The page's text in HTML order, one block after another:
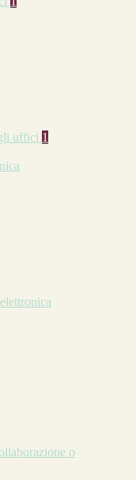
uffici 1
o